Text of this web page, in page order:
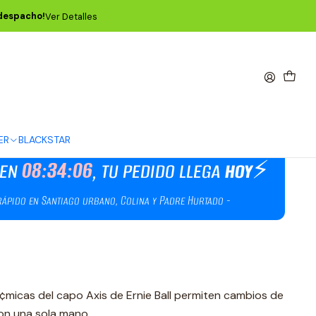
BLACKSTAR
Ver Detalles
P09608
Radio Pewter P09608
del capo Axis de Ernie Ball permiten cambios de